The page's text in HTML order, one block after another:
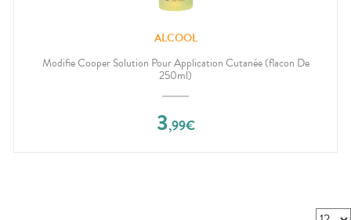
ALCOOL
Modifie Cooper Solution Pour Application Cutanée (flacon De
250ml)
3,99€